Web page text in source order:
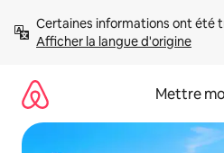
directement
Afficher la langue d'origine
Mettre